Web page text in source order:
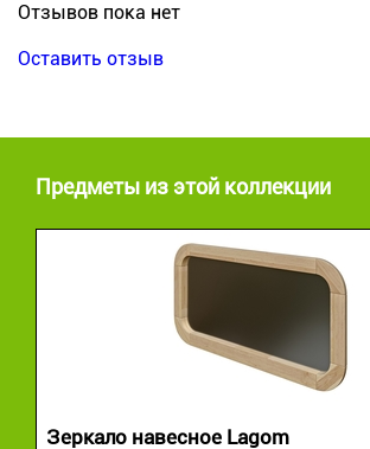
Отзывов пока нет
Оставить отзыв
Предметы из этой коллекции
Зеркало навесное Lagom